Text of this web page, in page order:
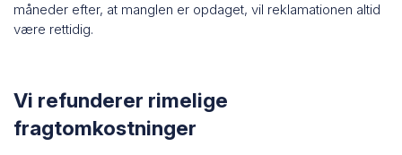
måneder efter, at manglen er opdaget, vil reklamationen altid
være rettidig.
Vi refunderer rimelige
fragtomkostninger